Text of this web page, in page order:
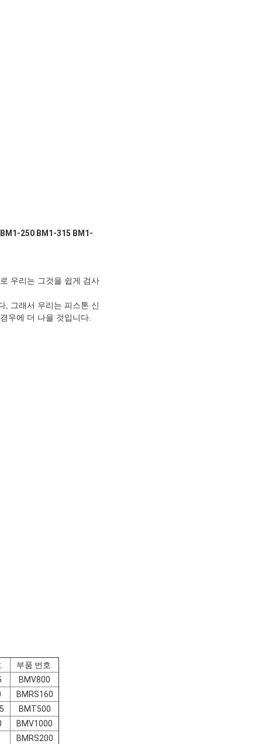
250 BM1-315 BM1-
우리는 그것을 쉽게 검사
, 그래서 우리는 피스톤 신
우에 더 나을 것입니다.
부품 번호.
BMV800
BMRS160
BMT500
BMV1000
BMRS200